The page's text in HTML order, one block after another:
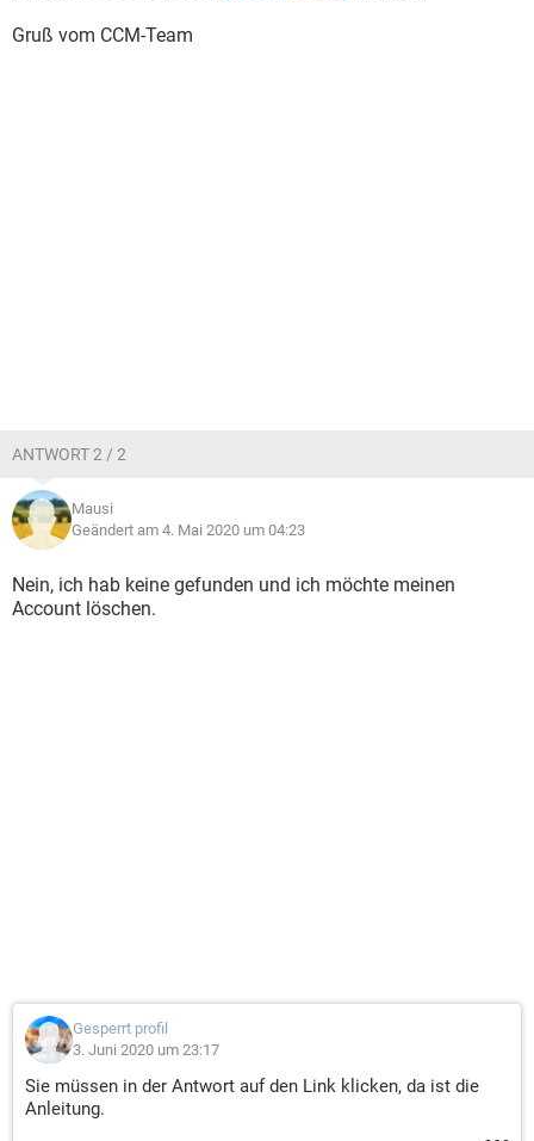
Gruß vom CCM-Team
ANTWORT 2 / 2
Mausi
Geändert am 4. Mai 2020 um 04:23
Nein, ich hab keine gefunden und ich möchte meinen
Account löschen.
Gesperrt profil
3. Juni 2020 um 23:17
Sie müssen in der Antwort auf den Link klicken, da ist die
Anleitung.